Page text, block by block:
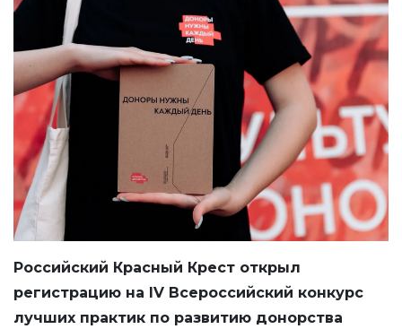
Российский Красный Крест открыл
регистрацию на IV Всероссийский конкурс
лучших практик по развитию донорства